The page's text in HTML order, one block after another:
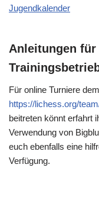
Jugendkalender
Anleitungen für
Für online Turniere
https://lichess.org/
beitreten könnt erfahrt
Verwendung von
euch ebenfalls eine
Verfügung.